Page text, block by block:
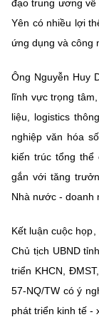
đạo trung ương về
Yên có nhiều lợi
ứng dụng và công
Ông Nguyễn Huy
lĩnh vực trọng
liệu, logistics
nghiệp văn hóa
kiến trúc tổng thể
gắn với tăng
Nhà nước - doanh
Kết luận cuộc
Chủ tịch UBND
triển KHCN,
57-NQ/TW có ý
phát triển kinh tế -